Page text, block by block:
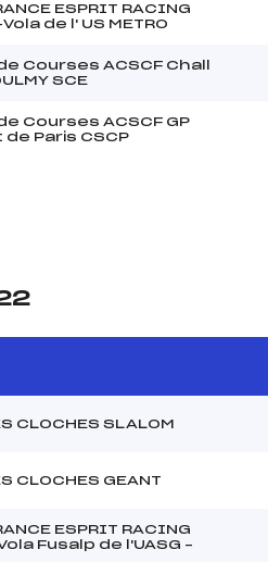
ESPRIT RACING
de l' US METRO
Courses ACSCF Chall
SCE
Courses ACSCF GP
Paris CSCP
CLOCHES SLALOM
CLOCHES GEANT
ESPRIT RACING
Fusalp de l'UASG –